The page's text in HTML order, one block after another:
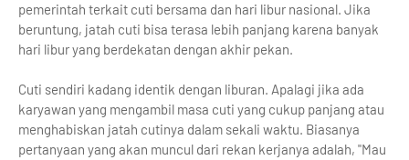
pemerintah terkait cuti bersama dan hari libur nasional. Jika
beruntung, jatah cuti bisa terasa lebih panjang karena banyak
hari libur yang berdekatan dengan akhir pekan.
Cuti sendiri kadang identik dengan liburan. Apalagi jika ada
karyawan yang mengambil masa cuti yang cukup panjang atau
menghabiskan jatah cutinya dalam sekali waktu. Biasanya
pertanyaan yang akan muncul dari rekan kerjanya adalah, "Mau